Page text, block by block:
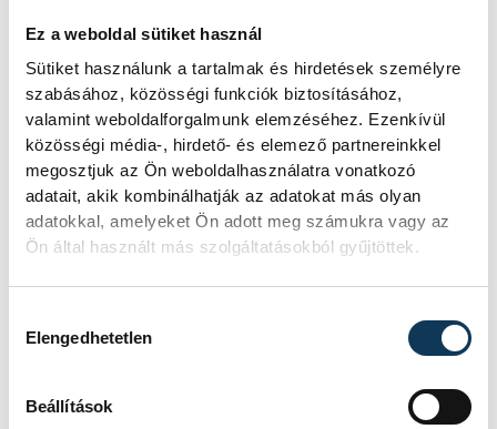
Ez a weboldal sütiket használ
Sütiket használunk a tartalmak és hirdetések személyre
szabásához, közösségi funkciók biztosításához,
valamint weboldalforgalmunk elemzéséhez. Ezenkívül
közösségi média-, hirdető- és elemező partnereinkkel
megosztjuk az Ön weboldalhasználatra vonatkozó
adatait, akik kombinálhatják az adatokat más olyan
adatokkal, amelyeket Ön adott meg számukra vagy az
Ön által használt más szolgáltatásokból gyűjtöttek.
Elengedhetetlen
Beállítások
SOROZAT NŐI RÖPLABDA NB I LIGA,
DÖNTŐ, 2025/26
HAZAI
BVSC-ZUGLÓ
VENDÉG
VEHIR-VESC
IDŐPONT
2026. MÁJUS 2. 19:00
HELYSZÍN
BUDAPEST, SZŐNYI ÚT 2.